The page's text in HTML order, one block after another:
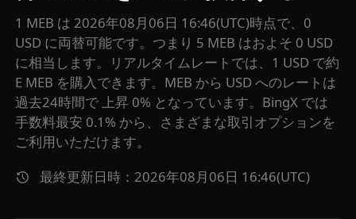
1 MEB は 2026年08月06日 16:46(UTC)時点で、0
USD に両替可能です。つまり 5 MEB はおよそ 0 USD
に相当します。リアルタイムレートでは、1 USD で約
E MEB を購入できます。MEB から USD へのレートは
過去24時間で 上昇 0% となっています。BingX では
手数料最安 0.1% から、さまざまな取引オプションを
ご利用いただけます。
最終更新日時：2026年08月06日 16:46(UTC)